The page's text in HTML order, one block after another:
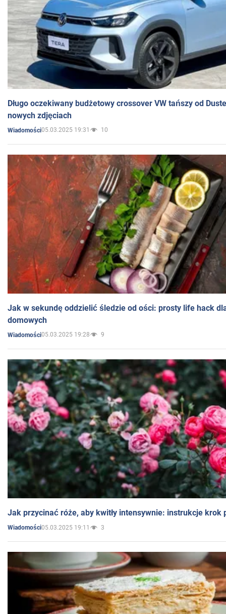
Długo oczekiwany budżetowy crossover VW tańszy od
nowych zdjęciach
Wiadomości05.03.2025 19:31 10
Jak w sekundę oddzielić śledzie od ości: prosty life hack
domowych
Wiadomości05.03.2025 19:28 9
Jak przycinać róże, aby kwitły intensywnie: instrukcje krok
Wiadomości05.03.2025 19:11 3